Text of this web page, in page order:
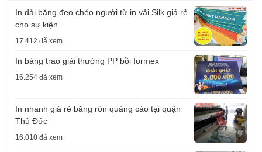
In dải băng đeo chéo người từ in vải Silk giá rẻ
cho sự kiện
17.412 đã xem
In bảng trao giải thưởng PP bồi formex
16.254 đã xem
In nhanh giá rẻ băng rôn quảng cáo tại quận
Thủ Đức
16.010 đã xem